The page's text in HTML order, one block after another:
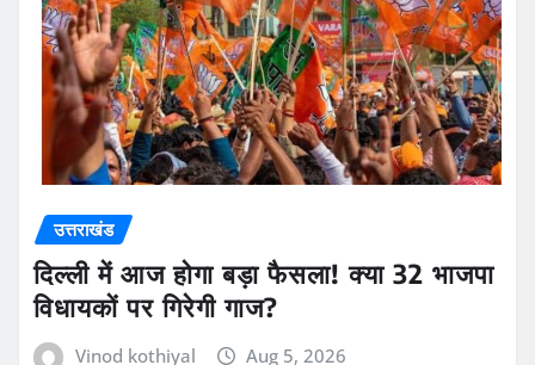
उत्तराखंड
दिल्ली में आज होगा बड़ा फैसला! क्या 32 भाजपा
विधायकों पर गिरेगी गाज?
Vinod kothiyal Aug 5, 2026